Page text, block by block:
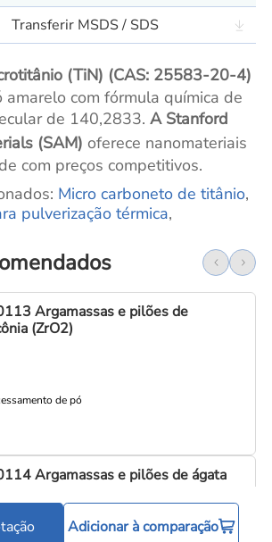
Transferir MSDS / SDS
(TiN) (CAS: 25583-20-4)
com fórmula química de
de 140,2833. A Stanford
(SAM) oferece nanomateriais
com preços competitivos.
Micro carboneto de titânio,
pulverização térmica,
Argamassas e pilões de
(ZrO2)
de pó
Argamassas e pilões de ágata
Adicionar à comparação